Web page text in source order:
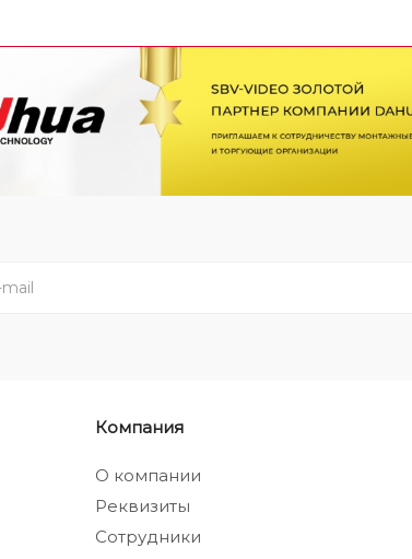
Компания
О компании
Реквизиты
Сотрудники